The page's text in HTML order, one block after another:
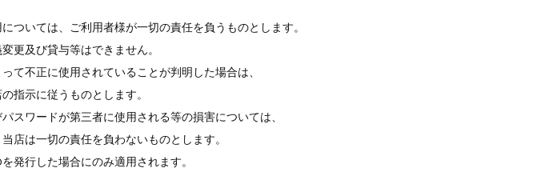
ついては、ご利用者様が一切の責任を負うものとします。
更及び貸与等はできません。
て不正に使用されていることが判明した場合は、
指示に従うものとします。
スワードが第三者に使用される等の損害については、
店は一切の責任を負わないものとします。
発行した場合にのみ適用されます。